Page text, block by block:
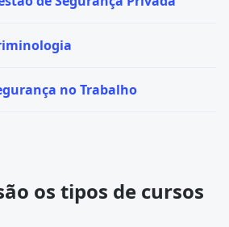
no Trabalho
os tipos de cursos